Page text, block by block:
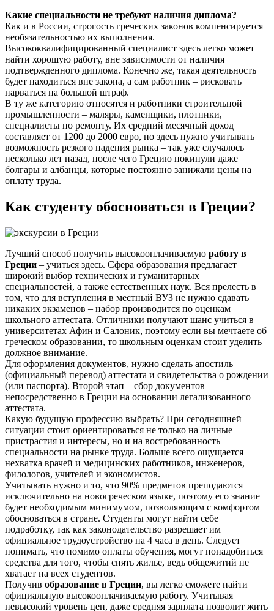
Какие специальности не требуют наличия диплома?
Как и в России, строгость греческих законов компенсируется
необязательностью их выполнения.
Высококвалифицированный специалист здесь легко может
найти хорошую работу, вне зависимости от наличия
подтвержденного диплома. Конечно же, такая деятельность
будет находиться вне закона, а сам работник – рисковать
нарваться на большой штраф.
В ту же категорию относятся и работники строительной
промышленности – маляры, каменщики, плотники,
специалисты по ремонту. Их средний месячный доход
составляет от 1200 до 2000 евро, но здесь нужно учитывать
возможность резкого падения рынка – так уже случалось
несколько лет назад, после чего Грецию покинули даже
болгары и албанцы, которые постоянно занижали цены на
оплату труда.
Как студенту обосноваться в Греции?
Лучший способ получить высокооплачиваемую работу в
Греции – учиться здесь. Сфера образования предлагает
широкий выбор технических и гуманитарных
специальностей, а также естественных наук. Вся прелесть в
том, что для вступления в местный ВУЗ не нужно сдавать
никаких экзаменов – набор производится по оценкам
школьного аттестата. Отличники получают шанс учиться в
университетах Афин и Салоник, поэтому если вы мечтаете об
греческом образовании, то школьным оценкам стоит уделить
должное внимание.
Для оформления документов, нужно сделать апостиль
(официальный перевод) аттестата и свидетельства о рождении
(или паспорта). Второй этап – сбор документов
непосредственно в Греции на основании легализованного
аттестата.
Какую будущую профессию выбрать? При сегодняшней
ситуации стоит ориентироваться не только на личные
пристрастия и интересы, но и на востребованность
специальности на рынке труда. Больше всего ощущается
нехватка врачей и медицинских работников, инженеров,
филологов, учителей и экономистов.
Учитывать нужно и то, что 90% предметов преподаются
исключительно на новогреческом языке, поэтому его знание
будет необходимым минимумом, позволяющим с комфортом
обосноваться в стране. Студенты могут найти себе
подработку, так как законодательство разрешает им
официальное трудоустройство на 4 часа в день. Следует
понимать, что помимо оплаты обучения, могут понадобиться
средства для того, чтобы снять жилье, ведь общежитий не
хватает на всех студентов.
Получив образование в Греции, вы легко сможете найти
официальную высокооплачиваемую работу. Учитывая
невысокий уровень цен, даже средняя зарплата позволит жить